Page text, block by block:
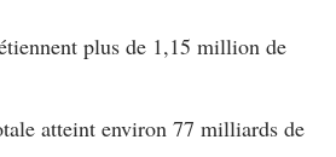
plus de 1,15 million de
atteint environ 77 milliards de